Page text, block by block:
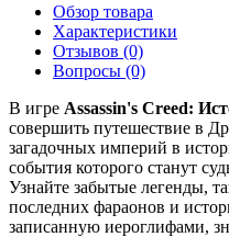
Обзор товара
Характеристики
Отзывов (0)
Вопросы (0)
В игре Assassin's Creed:
совершить путешествие в
загадочных империй в
события которого станут
Узнайте забытые легенды,
последних фараонов и
записанную иероглифами,